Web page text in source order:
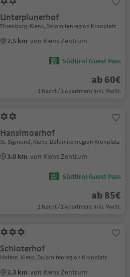
Unterplunerhof
Ehrenburg, Kiens, Dolomitenregion Kronplatz
2.5 km von Kiens Zentrum
Südtirol Guest Pass
ab 60€
1 Nacht / 1 Apartment Inkl. MwSt.
Hanslmoarhof
St. Sigmund, Kiens, Dolomitenregion Kronplatz
3.0 km von Kiens Zentrum
Südtirol Guest Pass
ab 85€
1 Nacht / 1 Apartment Inkl. MwSt.
Schloterhof
Hofern, Kiens, Dolomitenregion Kronplatz
2.3 km von Kiens Zentrum